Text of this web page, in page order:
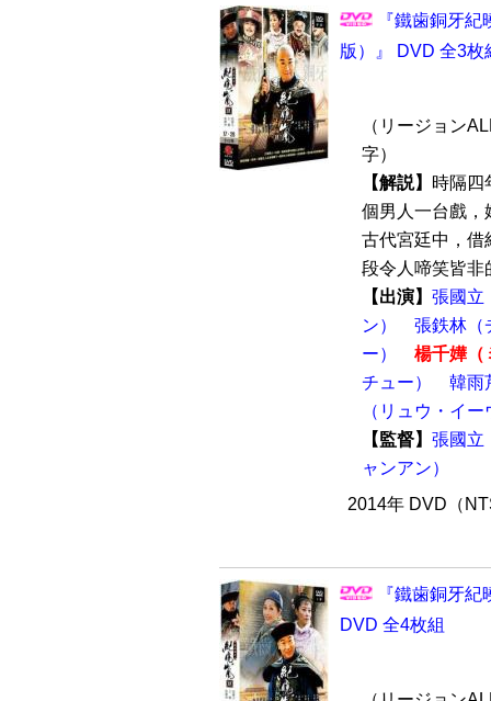
『鐵歯銅牙
版）』 DVD 全3枚
（リージョン
字）
【解説】 時隔四
個男人一台戲，
古代宮廷中，借
段令人啼笑皆非
【出演】 張國立
ン）
張鉄林（
ー）
楊千嬅（
チュー）
韓雨
（リュウ・イ
【監督】 張國立
ャンアン）
2014年 DVD（
『鐵歯銅牙
DVD 全4枚組